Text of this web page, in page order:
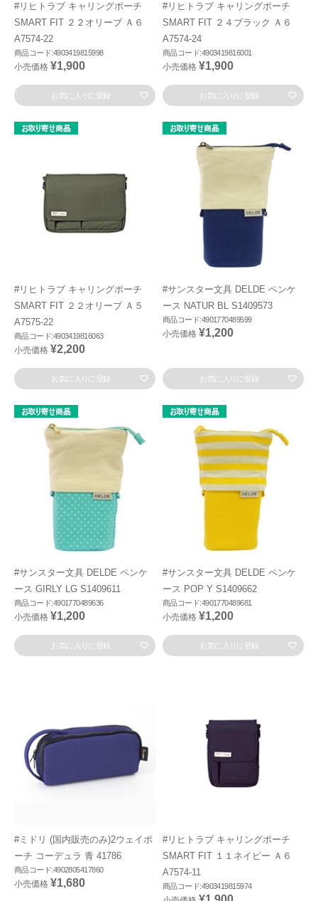
#リヒトラブ キャリングポーチ
SMART FIT ２２オリーブ Ａ６
A7574-22
商品コード:4903419815998
小売価格 ¥1,900
お気に入りに登録
#リヒトラブ キャリングポーチ
SMART FIT ２４ブラック Ａ６
A7574-24
商品コード:4903419816001
小売価格 ¥1,900
お気に入りに登録
#リヒトラブ キャリングポーチ
SMART FIT ２２オリーブ Ａ５
A7575-22
商品コード:4903419816063
小売価格 ¥2,200
お気に入りに登録
#サンスター文具 DELDE ペンケ
ース NATUR BL S1409573
商品コード:4901770489599
小売価格 ¥1,200
お気に入りに登録
#サンスター文具 DELDE ペンケ
ース GIRLY LG S1409611
商品コード:4901770489636
小売価格 ¥1,200
お気に入りに登録
#サンスター文具 DELDE ペンケ
ース POP Y S1409662
商品コード:4901770489681
小売価格 ¥1,200
お気に入りに登録
#ミドリ (国内販売のみ)2ウェイポ
ーチ コーデュラ 青 41786
商品コード:4902805417860
小売価格 ¥1,680
#リヒトラブ キャリングポーチ
SMART FIT １１ネイビー Ａ６
A7574-11
商品コード:4903419815974